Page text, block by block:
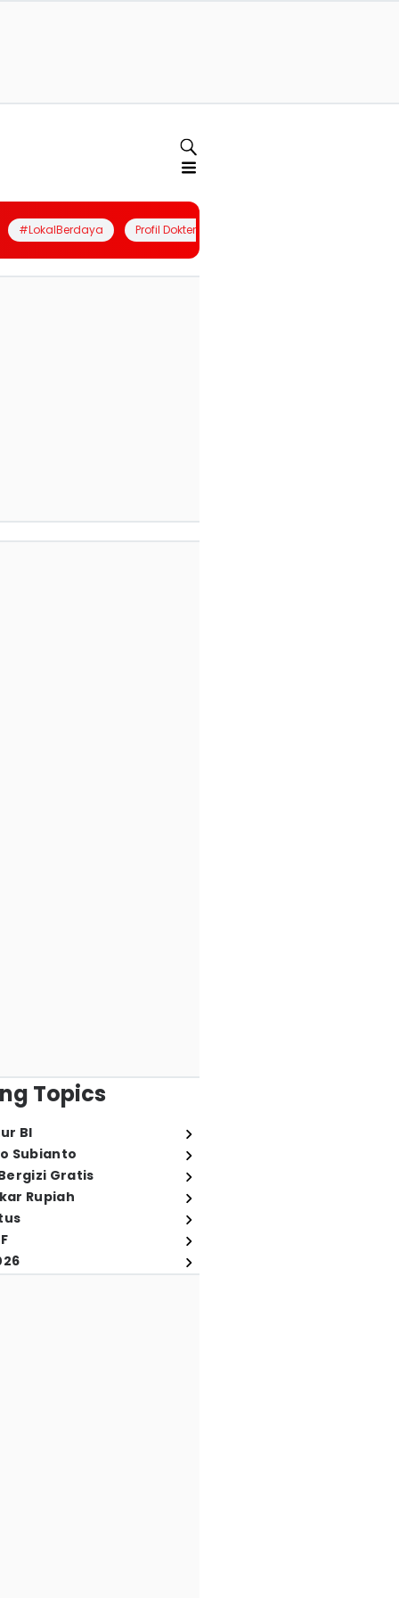
#LokalBerdaya Profil Dokter
Topics
BI
Subianto
Gratis
Rupiah